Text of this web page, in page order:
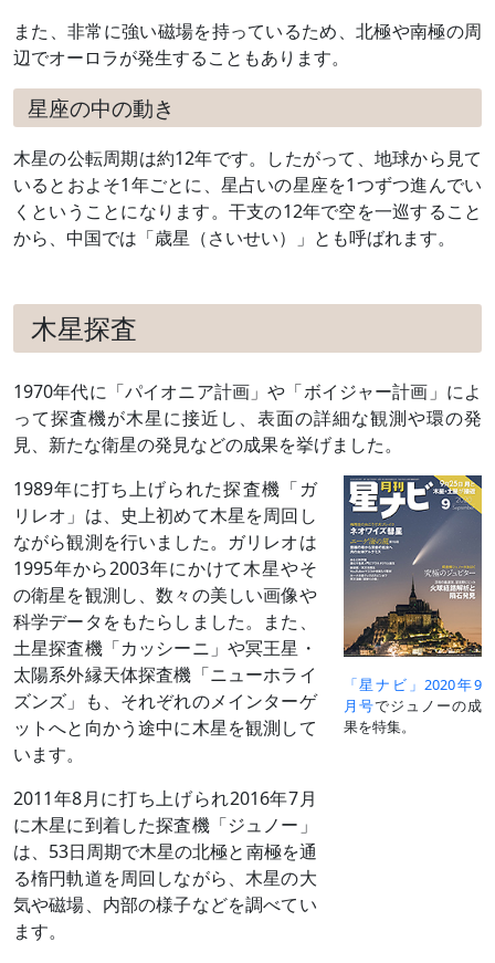
また、非常に強い磁場を持っているため、北極や南極の周
辺でオーロラが発生することもあります。
星座の中の動き
木星の公転周期は約12年です。したがって、地球から見て
いるとおよそ1年ごとに、星占いの星座を1つずつ進んでい
くということになります。干支の12年で空を一巡すること
から、中国では「歳星（さいせい）」とも呼ばれます。
木星探査
1970年代に「パイオニア計画」や「ボイジャー計画」によ
って探査機が木星に接近し、表面の詳細な観測や環の発
見、新たな衛星の発見などの成果を挙げました。
1989年に打ち上げられた探査機「ガ
リレオ」は、史上初めて木星を周回し
ながら観測を行いました。ガリレオは
1995年から2003年にかけて木星やそ
の衛星を観測し、数々の美しい画像や
科学データをもたらしました。また、
土星探査機「カッシーニ」や冥王星・
太陽系外縁天体探査機「ニューホライ
ズンズ」も、それぞれのメインターゲ
ットへと向かう途中に木星を観測して
います。
2011年8月に打ち上げられ2016年7月
に木星に到着した探査機「ジュノー」
は、53日周期で木星の北極と南極を通
る楕円軌道を周回しながら、木星の大
気や磁場、内部の様子などを調べてい
ます。
「星ナビ」2020年9
月号でジュノーの成
果を特集。